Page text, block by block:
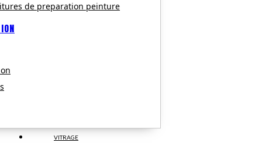
de preparation peinture
VITRAGE